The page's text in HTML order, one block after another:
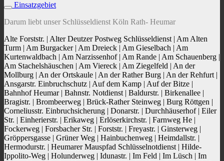
Einsatzgebiet
Darum liebt unser Schlüsseldienst Köln Rath- Heumar
Alte Forststr. | Alter Deutzer Postweg Schlüsseldienst | Am Alten
Turm | Am Burgacker | Am Dreieck | Am Gieselbach | Am
Kurtenwaldbach | Am Narzissenhof | Am Rande | Am Schauenberg |
Am Stachelshäuschen | Am Viereck | Am Ziegelfeld | An der
Mollburg | An der Ortskaule | An der Rather Burg | An der Rehfurt |
Ansgarstr. Einbruchschutz | Auf dem Kamp | Auf der Bitze |
Bahnhof Heumar | Bahnstr. Notdienst | Baldurstr. | Birkenallee |
Bragistr. | Brombeerweg | Brück-Rather Steinweg | Burg Röttgen |
Corneliusstr. Einbruchsicherung | Donarstr. | Durchhäuserhof | Eiler
Str. | Einherierstr. | Erikaweg | Erlöserkirchstr. | Farnweg He |
Fockerweg | Forsbacher Str. | Forststr. | Freyastr. | Ginsterweg |
Gröppersgasse | Grüner Weg | Hainbuchenweg | Heimdallstr. |
Hermodurstr. | Heumarer Mauspfad Schlüsselnotdienst | Hilde-
Ippolito-Weg | Holunderweg | Idunastr. | Im Feld | Im Lüsch | Im